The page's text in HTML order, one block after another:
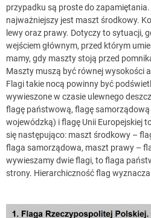
przypadku są proste do
najważniejszy jest maszt środkowy.
lewy oraz prawy. Dotyczy to sytuacji,
wejściem głównym, przed którym
mamy, gdy maszty stoją przed
Maszty muszą być równej wysokości
Flagi takie nocą powinny być
wywieszone w czasie ulewnego
flagę państwową, flagę
wojewódzką) i flagę Unii Europejskiej
się następująco: maszt środkowy –
flaga samorządowa, maszt prawy –
wywieszamy dwie flagi, to flaga
strony. Hierarchiczność flag